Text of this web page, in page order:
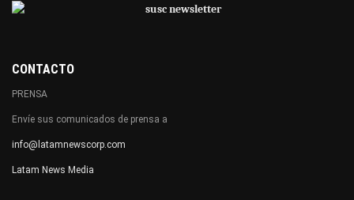
CONTACTO
PRENSA
Envíe sus comunicados de prensa a
info@latamnewscorp.com
Latam News Media